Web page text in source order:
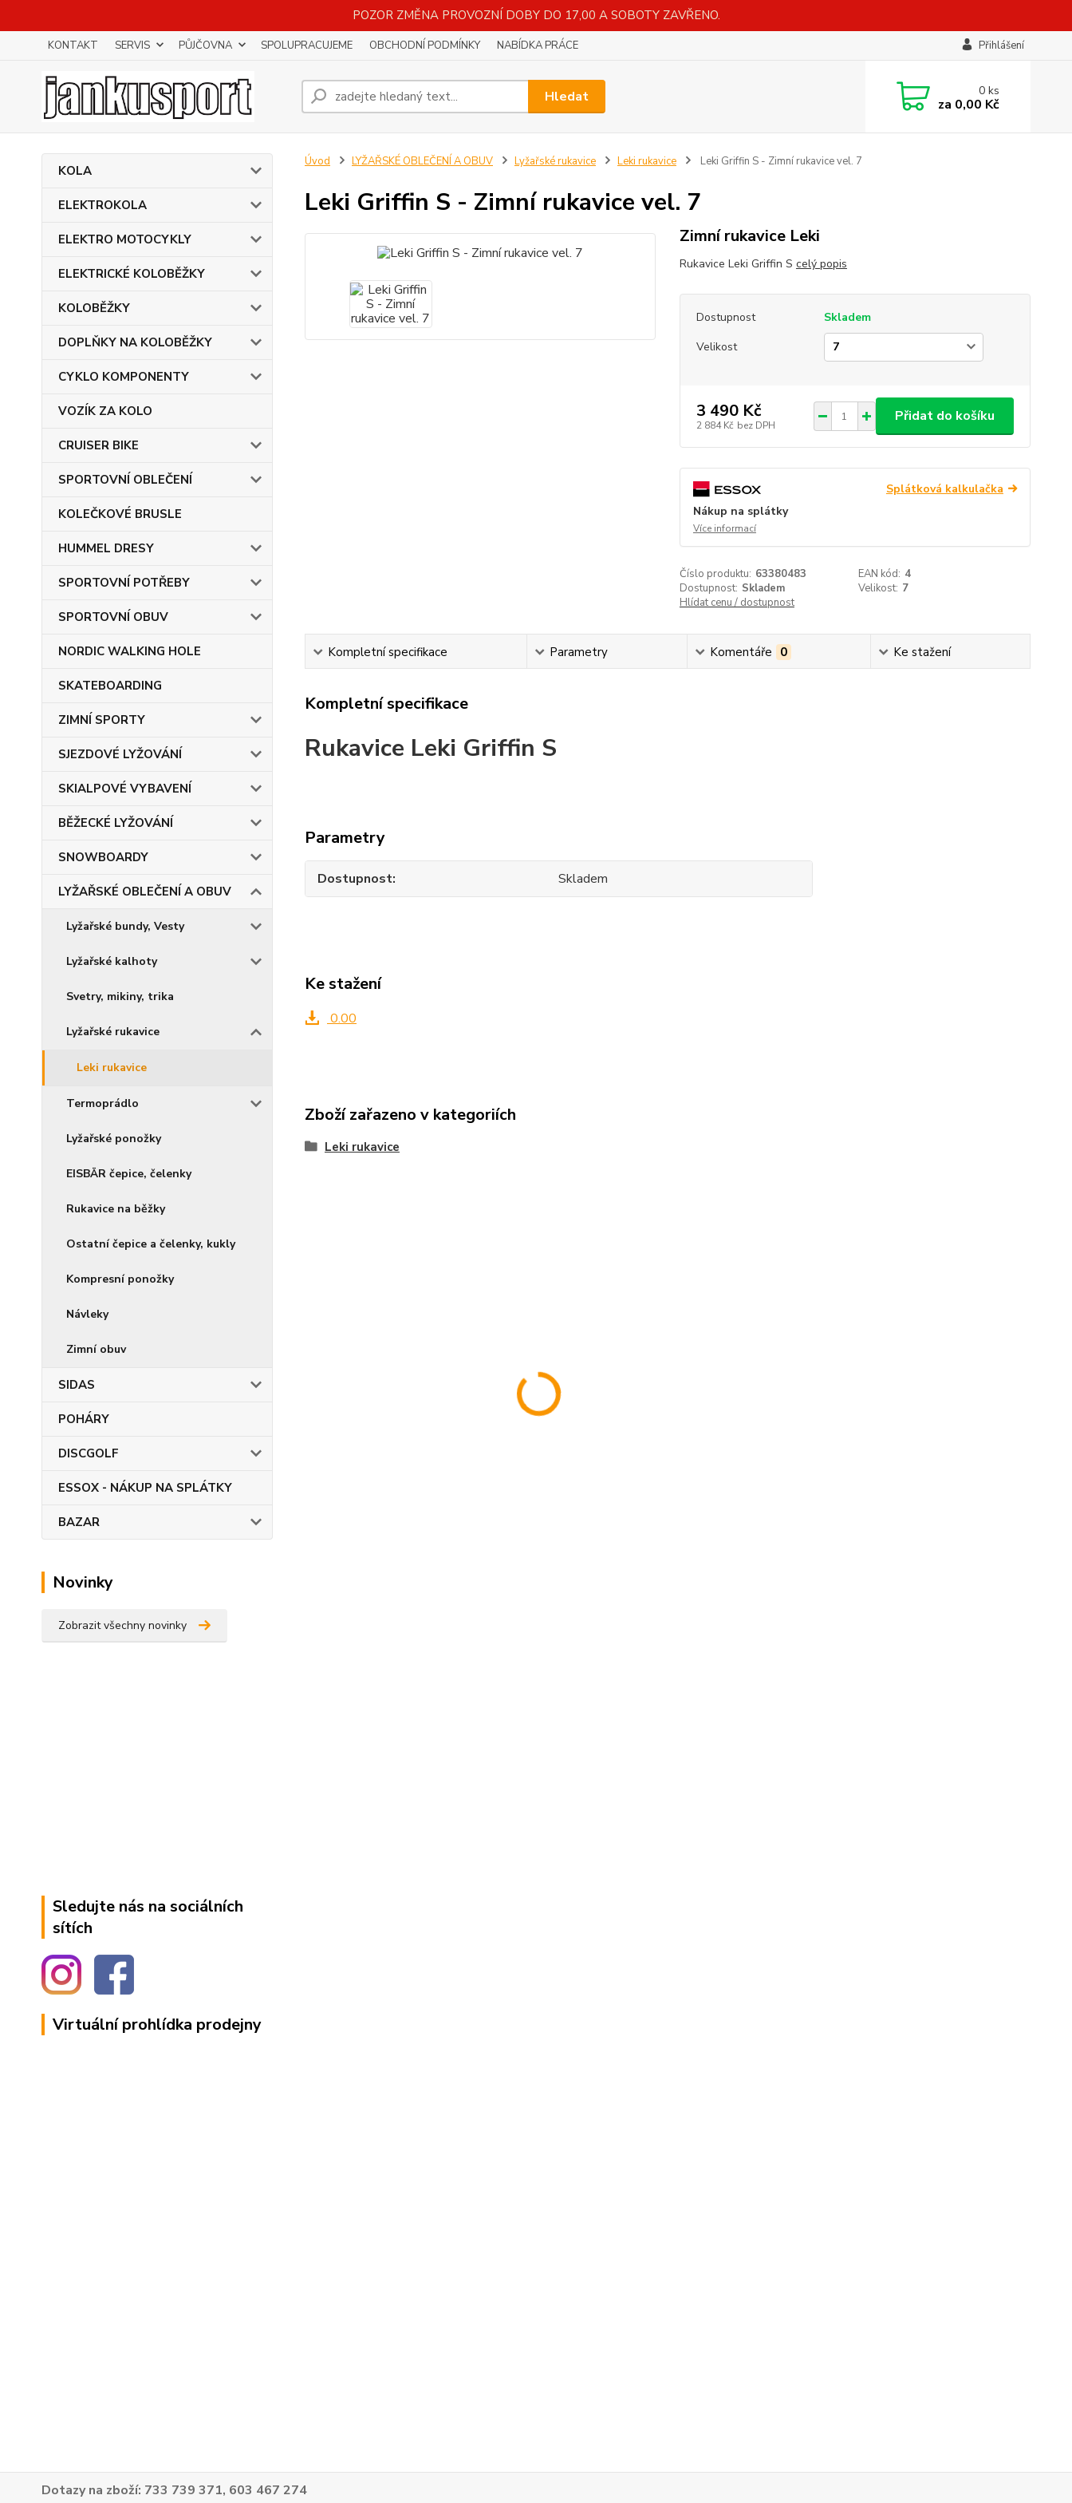
POZOR ZMĚNA PROVOZNÍ DOBY DO 17,00 A SOBOTY ZAVŘENO.
KONTAKT SERVIS PŮJČOVNA SPOLUPRACUJEME OBCHODNÍ PODMÍNKY NABÍDKA PRÁCE Přihlášení
Hledat 0ks
za 0,00 Kč
KOLA
ELEKTROKOLA
ELEKTRO MOTOCYKLY
ELEKTRICKÉ KOLOBĚŽKY
KOLOBĚŽKY
DOPLŇKY NA KOLOBĚŽKY
CYKLO KOMPONENTY
VOZÍK ZA KOLO
CRUISER BIKE
SPORTOVNÍ OBLEČENÍ
KOLEČKOVÉ BRUSLE
HUMMEL DRESY
SPORTOVNÍ POTŘEBY
SPORTOVNÍ OBUV
NORDIC WALKING HOLE
SKATEBOARDING
ZIMNÍ SPORTY
SJEZDOVÉ LYŽOVÁNÍ
SKIALPOVÉ VYBAVENÍ
BĚŽECKÉ LYŽOVÁNÍ
SNOWBOARDY
LYŽAŘSKÉ OBLEČENÍ A OBUV
Lyžařské bundy, Vesty
Lyžařské kalhoty
Svetry, mikiny, trika
Lyžařské rukavice
Leki rukavice
Termoprádlo
Lyžařské ponožky
EISBÄR čepice, čelenky
Rukavice na běžky
Ostatní čepice a čelenky, kukly
Kompresní ponožky
Návleky
Zimní obuv
SIDAS
POHÁRY
DISCGOLF
ESSOX - NÁKUP NA SPLÁTKY
BAZAR
Novinky
Zobrazit všechny novinky
Sledujte nás na sociálních
sítích
Virtuální prohlídka prodejny
Úvod LYŽAŘSKÉ OBLEČENÍ A OBUV Lyžařské rukavice Leki rukavice Leki Griffin S - Zimní rukavice vel. 7
Leki Griffin S - Zimní rukavice vel. 7
Zimní rukavice Leki
Rukavice Leki Griffin S celý popis
Dostupnost
Skladem
Velikost
3 490 Kč
2 884 Kč bez DPH
Přidat do košíku
Splátková kalkulačka
Nákup na splátky
Více informací
Číslo produktu: 63380483 EAN kód: 4
Dostupnost: Skladem Velikost: 7
Hlídat cenu / dostupnost
Kompletní specifikace Parametry Komentáře 0 Ke stažení
Kompletní specifikace
Rukavice Leki Griffin S
Parametry
Dostupnost Skladem
Ke stažení
0.00
Zboží zařazeno v kategoriích
Leki rukavice
Dotazy na zboží: 733 739 371, 603 467 274